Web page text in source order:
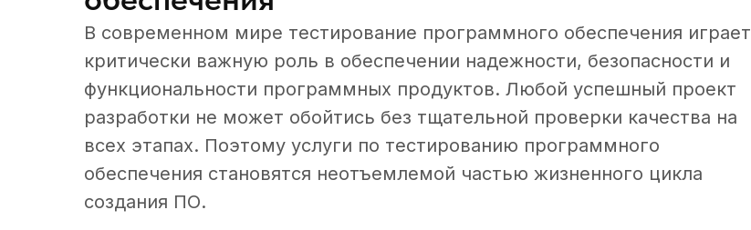
В современном мире тестирование программного обеспечения играет
критически важную роль в обеспечении надежности, безопасности и
функциональности программных продуктов. Любой успешный проект
разработки не может обойтись без тщательной проверки качества на
всех этапах. Поэтому услуги по тестированию программного
обеспечения становятся неотъемлемой частью жизненного цикла
создания ПО.